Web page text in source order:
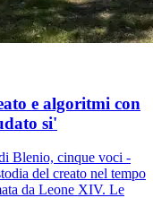
e algoritmi con
si'
Blenio, cinque voci -
del creato nel tempo
da Leone XIV. Le